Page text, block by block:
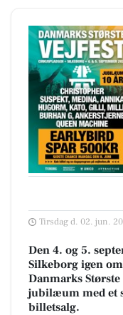
Tirsdag d. 02. jun.
Den 4. og 5.
Silkeborg igen
Danmarks
jubilæum med et
billetsalg.